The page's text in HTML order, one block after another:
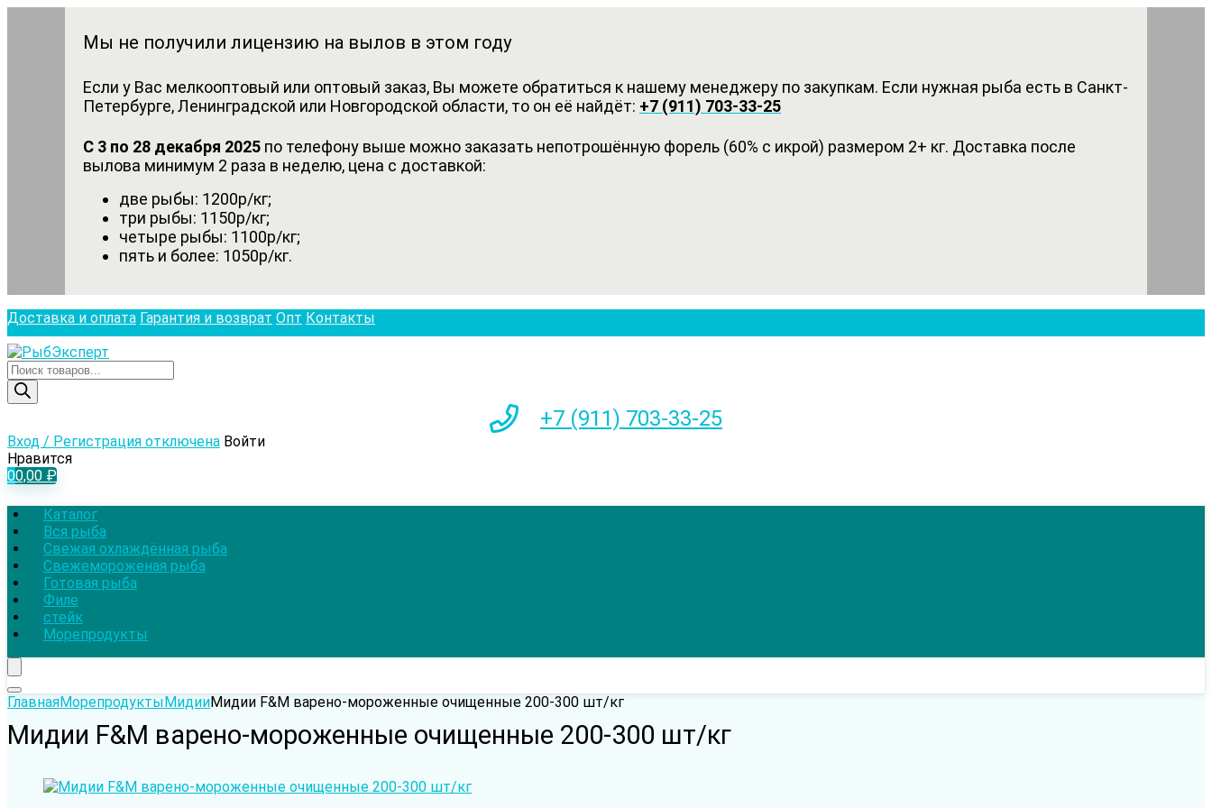
Мы не получили лицензию на вылов в этом году
Если у Вас мелкооптовый или оптовый заказ, Вы можете обратиться к нашему менеджеру по закупкам. Если нужная рыба есть в Санкт-
Петербурге, Ленинградской или Новгородской области, то он её найдёт: +7 (911) 703-33-25
С 3 по 28 декабря 2025 по телефону выше можно заказать непотрошённую форель (60% с икрой) размером 2+ кг. Доставка после
вылова минимум 2 раза в неделю, цена с доставкой:
две рыбы: 1200р/кг;
три рыбы: 1150р/кг;
четыре рыбы: 1100р/кг;
пять и более: 1050р/кг.
Доставка и оплата Гарантия и возврат Опт Контакты
Поиск
товаров
+7 (911) 703-33-25
Вход / Регистрация отключена Войти
Нравится
00,00 ₽
Каталог
Вся рыба
Свежая охлаждённая рыба
Свежемороженая рыба
Готовая рыба
Филе
стейк
Морепродукты
ГлавнаяМорепродуктыМидииМидии F&M варено-мороженные очищенные 200-300 шт/кг
Мидии F&M варено-мороженные очищенные 200-300 шт/кг